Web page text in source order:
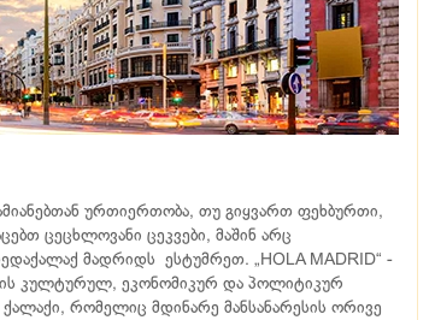
ურთიერთობა, თუ გიყვართ ფეხბურთი,
ცეცხლოვანი ცეკვები, მაშინ არც
მადრიდს ესტუმრეთ. „HOLA MADRID“ -
კულტურულ, ეკონომიკურ და პოლიტიკურ
რომელიც მდინარე მანსანარესის ორივე